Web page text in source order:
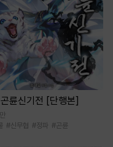
곤륜신기전 [단행본]
#신무협 #정파 #곤륜